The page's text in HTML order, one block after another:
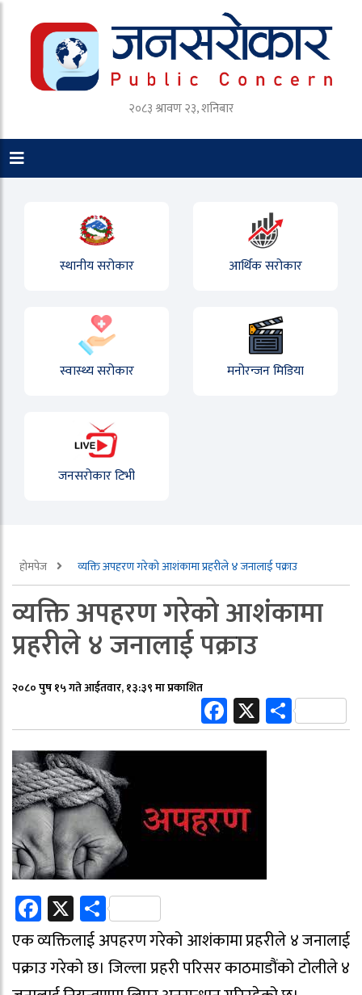
२०८३ श्रावण २३, शनिबार
स्थानीय सरोकार आर्थिक सरोकार
स्वास्थ्य सरोकार मनोरन्जन मिडिया
जनसरोकार टिभी
होमपेज व्यक्ति अपहरण गरेको आशंकामा प्रहरीले ४ जनालाई पक्राउ
व्यक्ति अपहरण गरेको आशंकामा
प्रहरीले ४ जनालाई पक्राउ
२०८० पुष १५ गते आईतवार, १३:३९ मा प्रकाशित
Facebook
XShare
Facebook
X Share
एक व्यक्तिलाई अपहरण गरेको आशंकामा प्रहरीले ४ जनालाई
पक्राउ गरेको छ। जिल्ला प्रहरी परिसर काठमाडौंको टोलीले ४